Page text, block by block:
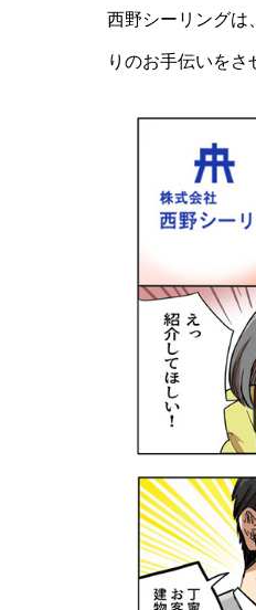
西野シーリングは
りのお手伝いをさ